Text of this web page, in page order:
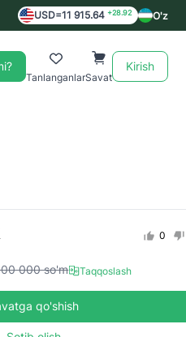
USD=11 915.64 +28.92 O'z
TanlanganlarSavat
Kirish
0
000 so'm Taqqoslash
qo'shish